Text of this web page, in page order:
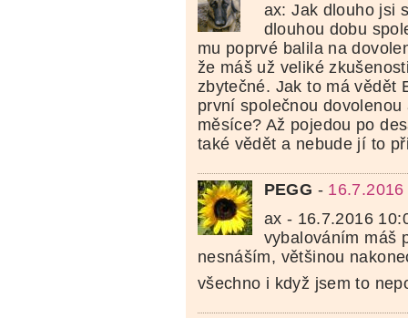
ax: Jak dlouho jsi
dlouhou dobu
mu poprvé balila na
že máš už veliké
zbytečné. Jak to má vědět
první společnou
měsíce? Až pojedou po
také vědět a nebude jí to
PEGG -
ax - 16.7.2016
vybalováním máš
nesnáším, většinou
všechno i když jsem to